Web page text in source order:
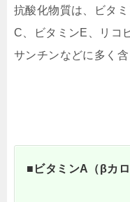
抗酸化物質は、ビタ
C、ビタミンE、リコ
サンチンなどに多く含
■ビタミンA（βカロ